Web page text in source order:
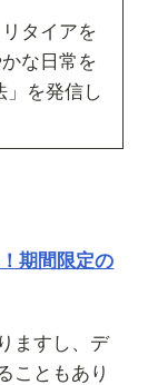
タイアを
な日常を
」を発信し
期間限定の
ますし、デ
こともあり